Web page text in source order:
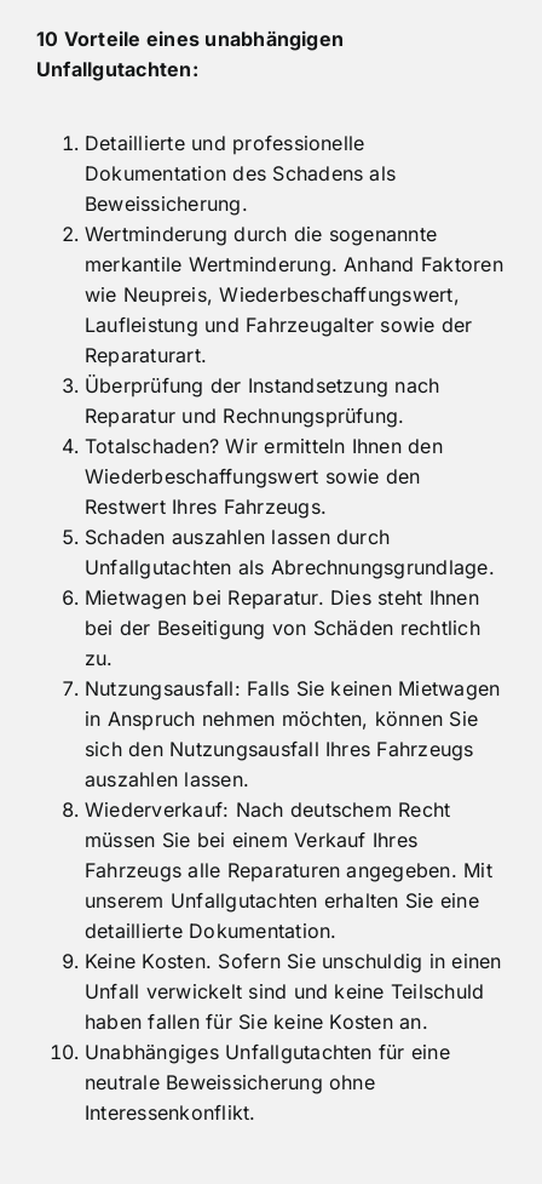
10 Vorteile eines unabhängigen
Detaillierte und professionelle
Dokumentation des Schadens als
Beweissicherung.
Wertminderung durch die sogenannte
merkantile Wertminderung. Anhand Faktoren
wie Neupreis, Wiederbeschaffungswert,
Laufleistung und Fahrzeugalter sowie der
Reparaturart.
Überprüfung der Instandsetzung nach
Reparatur und Rechnungsprüfung.
Totalschaden? Wir ermitteln Ihnen den
Wiederbeschaffungswert sowie den
Restwert Ihres Fahrzeugs.
Schaden auszahlen lassen durch
Unfallgutachten als Abrechnungsgrundlage.
Mietwagen bei Reparatur. Dies steht Ihnen
bei der Beseitigung von Schäden rechtlich
zu.
Nutzungsausfall: Falls Sie keinen Mietwagen
in Anspruch nehmen möchten, können Sie
sich den Nutzungsausfall Ihres Fahrzeugs
auszahlen lassen.
Wiederverkauf: Nach deutschem Recht
müssen Sie bei einem Verkauf Ihres
Fahrzeugs alle Reparaturen angegeben. Mit
unserem Unfallgutachten erhalten Sie eine
detaillierte Dokumentation.
Keine Kosten. Sofern Sie unschuldig in einen
Unfall verwickelt sind und keine Teilschuld
haben fallen für Sie keine Kosten an.
Unabhängiges Unfallgutachten für eine